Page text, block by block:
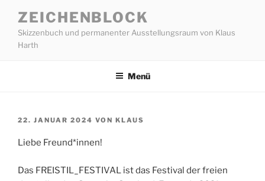
Inhalt
springen
ZEICHENBLOCK
Skizzenbuch und permanenter Ausstellungsraum von Klaus
Harth
Menü
VERÖFFENTLICHT
22. JANUAR 2024 VON KLAUS
Liebe Freund*innen!
Das FREISTIL_FESTIVAL ist das Festival der freien